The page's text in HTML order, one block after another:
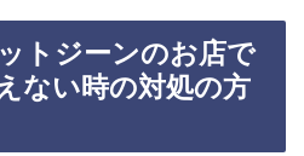
トジーンのお店で
ない時の対処の方